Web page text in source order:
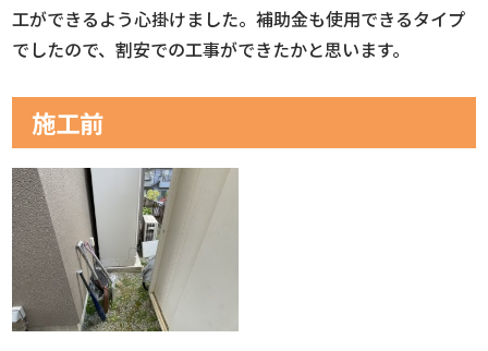
工ができるよう心掛けました。補助金も使用できるタイプ
でしたので、割安での工事ができたかと思います。
施工前